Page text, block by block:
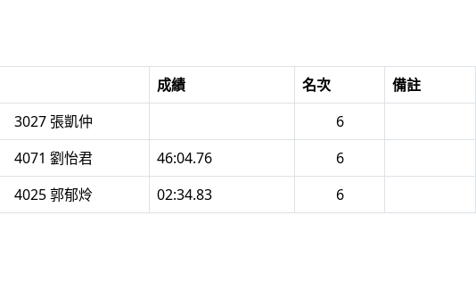
成績 名次
備註
3027 張凱仲
6
4071 劉怡君 46:04.76
6
4025 郭郁炩 02:34.83 6